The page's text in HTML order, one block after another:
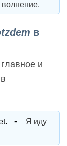
в
и
Я иду